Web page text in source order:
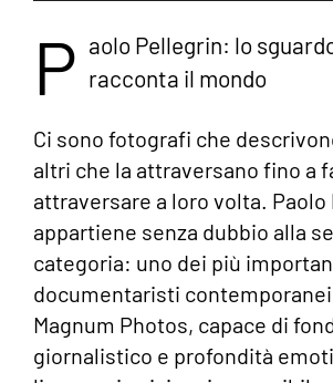
P aolo Pellegrin: lo
racconta il mondo
Ci sono fotografi che
altri che la attraversano fino a
attraversare a loro volta. Paolo
appartiene senza dubbio alla
categoria: uno dei più
documentaristi
Magnum Photos, capace di
giornalistico e profondità